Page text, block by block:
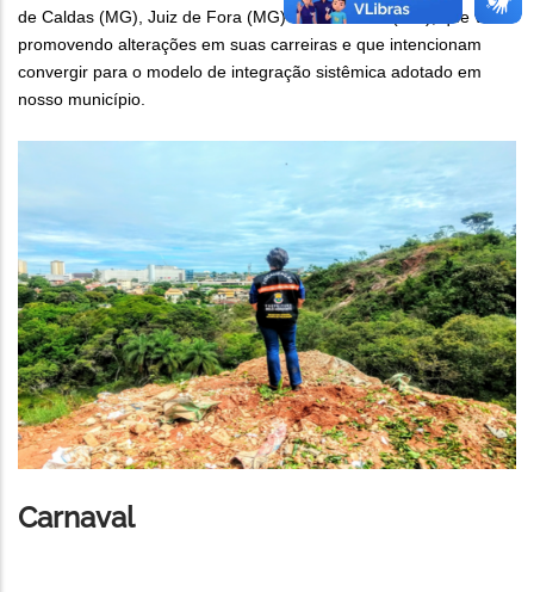
de Caldas (MG), Juiz de Fora (MG) e Barbacena (MG), que vêm
promovendo alterações em suas carreiras e que intencionam
convergir para o modelo de integração sistêmica adotado em
nosso município.
Carnaval